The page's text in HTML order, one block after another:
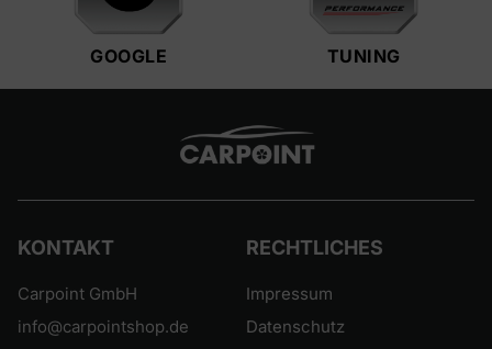
GOOGLE TUNING
KONTAKT
Carpoint GmbH
info@carpointshop.de
RECHTLICHES
Impressum
Datenschutz